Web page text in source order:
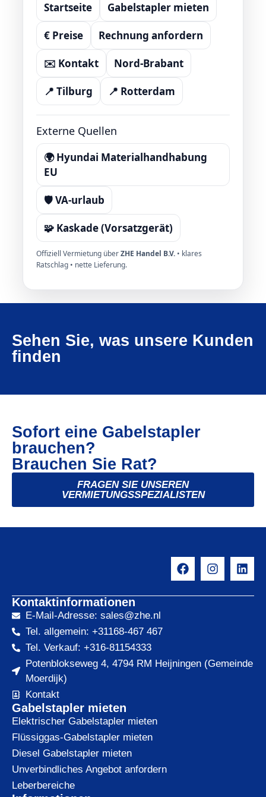
Startseite Gabelstapler mieten
€ Preise Rechnung anfordern
✉️ Kontakt Nord-Brabant
📍 Tilburg 📍 Rotterdam
Externe Quellen
🌍 Hyundai Materialhandhabung
EU
🛡️ VA-urlaub
🧩 Kaskade (Vorsatzgerät)
Offiziell Vermietung überZHE Handel B.V. • klares
Ratschlag • nette Lieferung.
Sehen Sie, was unsere Kunden
finden
Sofort eine Gabelstapler
brauchen?
Brauchen Sie Rat?
FRAGEN SIE UNSEREN
VERMIETUNGSSPEZIALISTEN
Kontaktinformationen
E-Mail-Adresse: sales@zhe.nl
Tel. allgemein: +31168-467 467
Tel. Verkauf: +316-81154333
Potenblokseweg 4, 4794 RM Heijningen (Gemeinde
Moerdijk)
Kontakt
Gabelstapler mieten
Elektrischer Gabelstapler mieten
Flüssiggas-Gabelstapler mieten
Diesel Gabelstapler mieten
Unverbindliches Angebot anfordern
Leberbereiche